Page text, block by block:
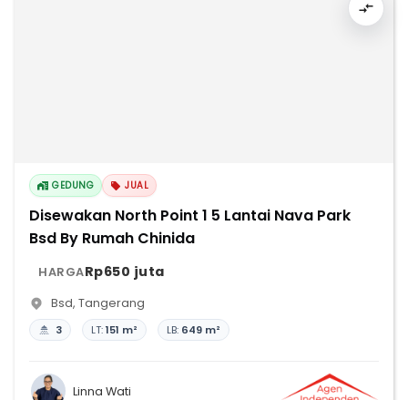
GEDUNG JUAL
Disewakan North Point 1 5 Lantai Nava Park
Bsd By Rumah Chinida
HARGARp650 juta
Bsd, Tangerang
3 LT:151 m² LB: 649 m²
Linna Wati